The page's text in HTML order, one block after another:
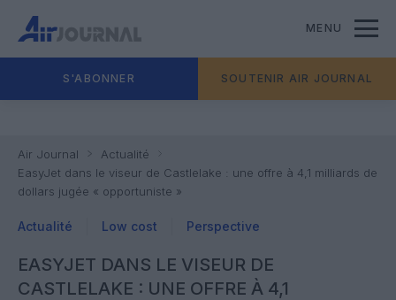
MENU
S'ABONNER SOUTENIR AIR JOURNAL
Air Journal
Actualité
EasyJet dans le viseur de Castlelake : une offre à 4,1 milliards de
dollars jugée « opportuniste »
Actualité Low cost Perspective
EASYJET DANS LE VISEUR DE
CASTLELAKE : UNE OFFRE À 4,1